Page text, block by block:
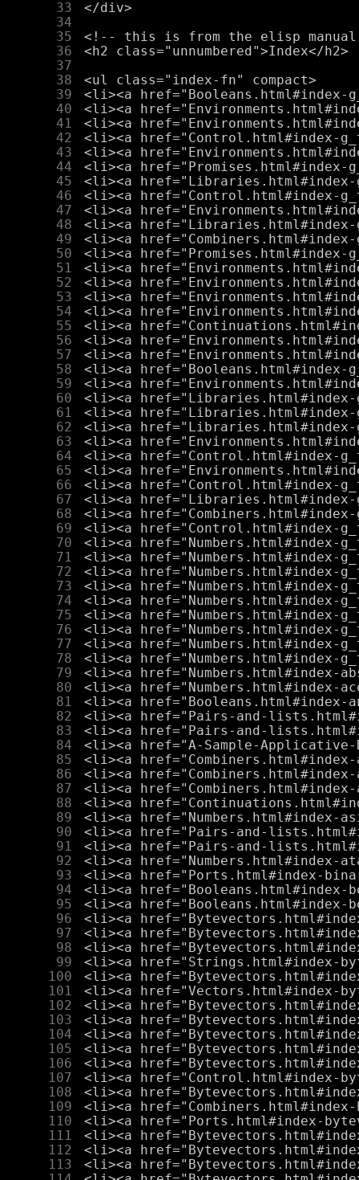
     33
     34
     35
     36
     37
     38
     39
     40
     41
     42
     43
     44
     45
     46
     47
     48
     49
     50
     51
     52
     53
     54
     55
     56
     57
     58
     59
     60
     61
     62
     63
     64
     65
     66
     67
     68
     69
     70
     71
     72
     73
     74
     75
     76
     77
     78
     79
     80
     81
     82
     83
     84
     85
     86
     87
     88
     89
     90
     91
     92
     93
     94
     95
     96
     97
     98
     99
    100
    101
    102
    103
    104
    105
    106
    107
    108
    109
    110
    111
    112
    113